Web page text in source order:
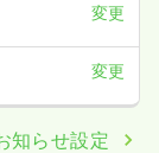
変更
変更
知らせ設定